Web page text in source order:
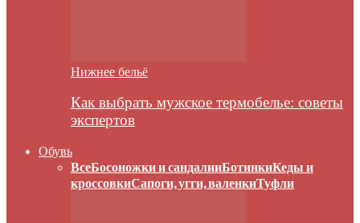
Нижнее бельё
Как выбрать мужское термобелье: советы
экспертов
Обувь
ВсеБосоножки и сандалииБотинкиКеды и
кроссовкиСапоги, угги, валенкиТуфли